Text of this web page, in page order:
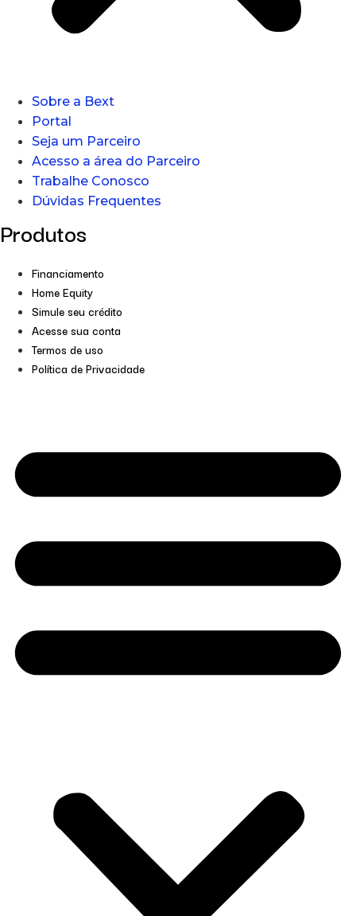
Sobre a Bext
Portal
Seja um Parceiro
Acesso a área do Parceiro
Trabalhe Conosco
Dúvidas Frequentes
Produtos
Financiamento
Home Equity
Simule seu crédito
Acesse sua conta
Termos de uso
Política de Privacidade